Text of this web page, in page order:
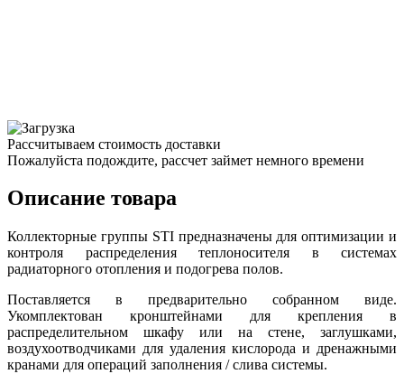
Рассчитываем стоимость доставки
Пожалуйста подождите, рассчет займет немного времени
Описание товара
Коллекторные группы STI предназначены для оптимизации и
контроля распределения теплоносителя в системах
радиаторного отопления и подогрева полов.
Поставляется в предварительно собранном виде.
Укомплектован кронштейнами для крепления в
распределительном шкафу или на стене, заглушками,
воздухоотводчиками для удаления кислорода и дренажными
кранами для операций заполнения / слива системы.